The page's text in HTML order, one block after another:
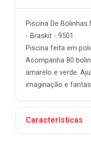
Piscina De
- Braskit - 9501
Piscina feita em
Acompanha 80
amarelo e verde.
imaginação e
Características